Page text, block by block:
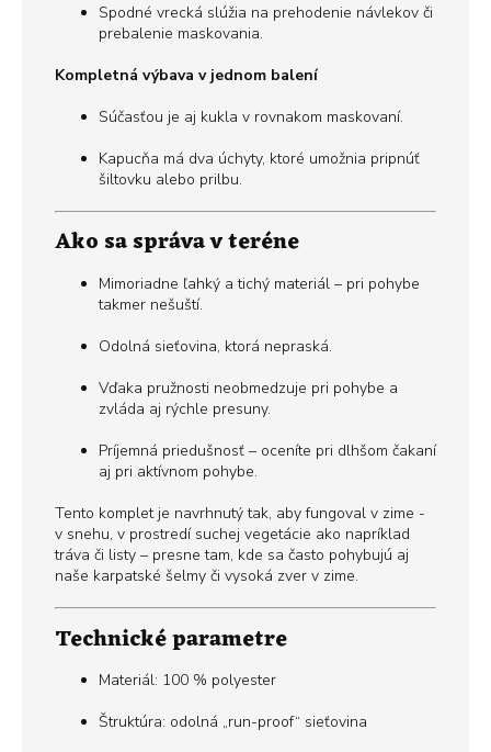
Spodné vrecká slúžia na prehodenie návlekov či
prebalenie maskovania.
Kompletná výbava v jednom balení
Súčasťou je aj kukla v rovnakom maskovaní.
Kapucňa má dva úchyty, ktoré umožnia pripnúť
šiltovku alebo prilbu.
Ako sa správa v teréne
Mimoriadne ľahký a tichý materiál – pri pohybe
takmer nešuští.
Odolná sieťovina, ktorá nepraská.
Vďaka pružnosti neobmedzuje pri pohybe a
zvláda aj rýchle presuny.
Príjemná priedušnosť – oceníte pri dlhšom čakaní
aj pri aktívnom pohybe.
Tento komplet je navrhnutý tak, aby fungoval v zime -
v snehu, v prostredí suchej vegetácie ako napríklad
tráva či listy – presne tam, kde sa často pohybujú aj
naše karpatské šelmy či vysoká zver v zime.
Technické parametre
Materiál: 100 % polyester
Štruktúra: odolná „run-proof“ sieťovina